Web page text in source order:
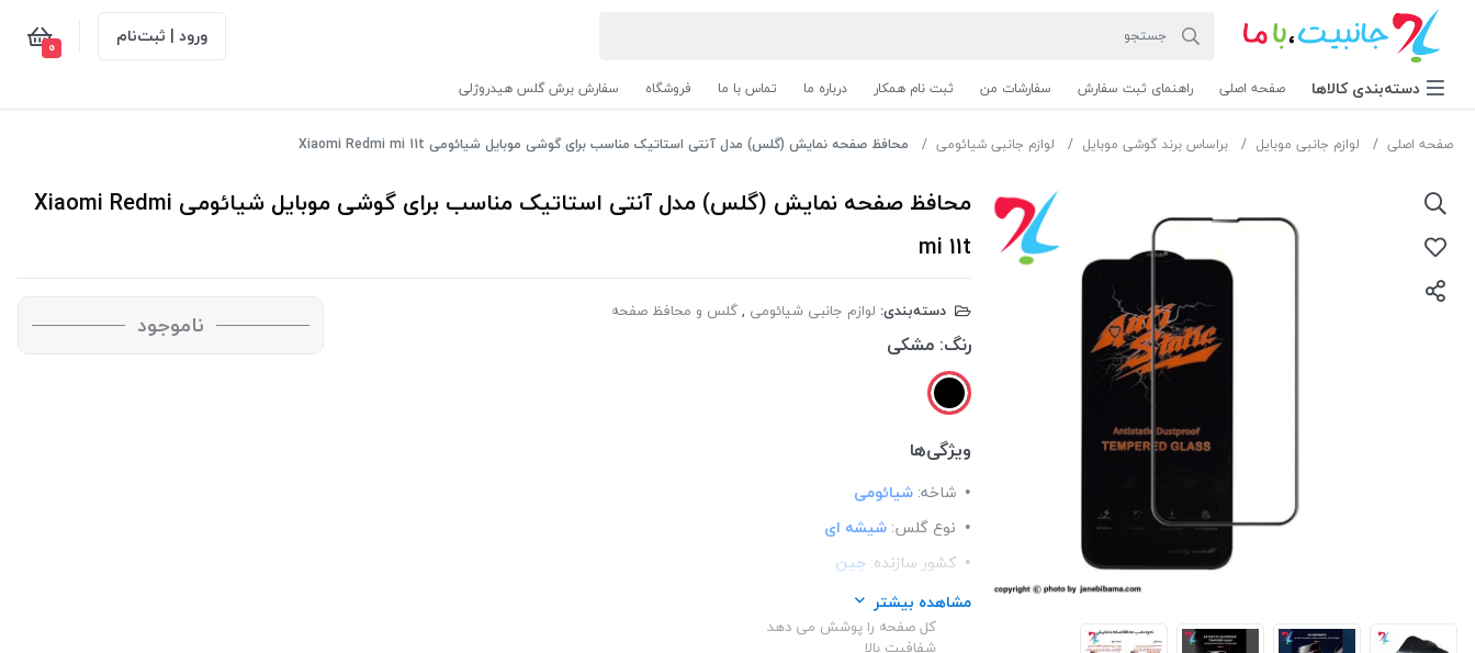
ورود | ثبت‌نام 0
دسته‌بندی‌ کالاها صفحه اصلی راهنمای ثبت سفارش سفارشات من ثبت نام همکار درباره ما تماس با ما فروشگاه سفارش برش گلس هیدروژلی
صفحه اصلی لوازم جانبی موبایل براساس برند گوشی موبایل لوازم جانبی شیائومی محافظ صفحه نمایش (گلس) مدل آنتی استاتیک مناسب برای گوشی موبایل شیائومی Xiaomi Redmi mi 11t
محافظ صفحه نمایش (گلس) مدل آنتی استاتیک مناسب برای گوشی موبایل شیائومی Xiaomi Redmi
mi 11t
دسته‌بندی: لوازم جانبی شیائومی ,گلس و محافظ صفحه
رنگ: مشکی
ویژگی‌ها
شاخه: شیائومی
نوع گلس: شیشه ای
کشور سازنده: چین
رنگ دور گلس:مشکی
مدل:اسپرت
مشاهده بیشتر
کل صفحه را پوشش می دهد
شفافیت بالا
ناموجود